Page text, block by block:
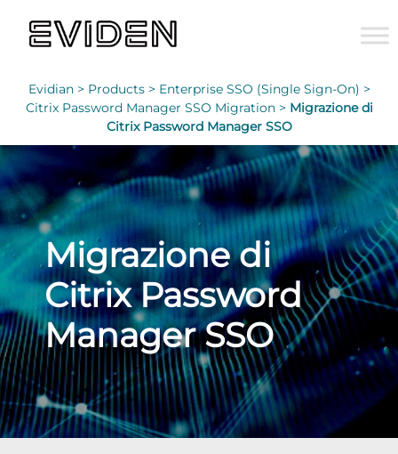
Evidian > Products > Enterprise SSO (Single Sign-On) >
Citrix Password Manager SSO Migration > Migrazione di
Citrix Password Manager SSO
Migrazione di
Citrix Password
Manager SSO